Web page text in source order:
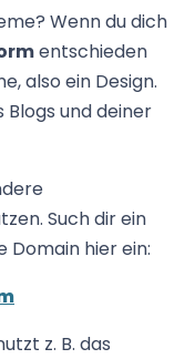
Wenn du dich
entschieden
also ein Design.
und deiner
Such dir ein
Domain hier ein:
z. B. das